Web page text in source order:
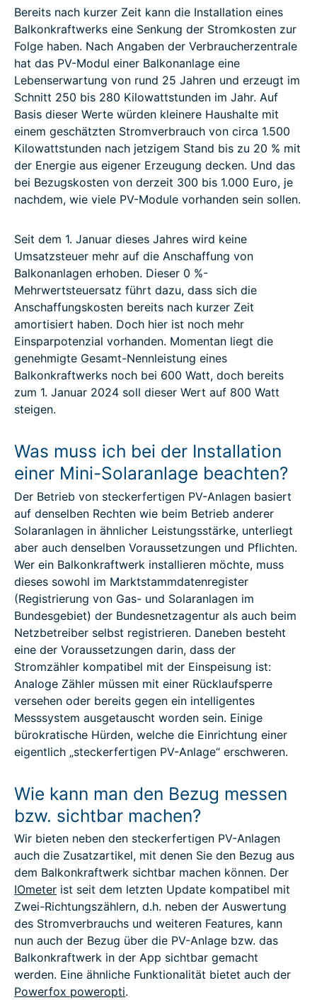
Bereits nach kurzer Zeit kann die Installation eines
Balkonkraftwerks eine Senkung der Stromkosten zur
Folge haben. Nach Angaben der Verbraucherzentrale
hat das PV-Modul einer Balkonanlage eine
Lebenserwartung von rund 25 Jahren und erzeugt im
Schnitt 250 bis 280 Kilowattstunden im Jahr. Auf
Basis dieser Werte würden kleinere Haushalte mit
einem geschätzten Stromverbrauch von circa 1.500
Kilowattstunden nach jetzigem Stand bis zu 20 % mit
der Energie aus eigener Erzeugung decken. Und das
bei Bezugskosten von derzeit 300 bis 1.000 Euro, je
nachdem, wie viele PV-Module vorhanden sein sollen.
Seit dem 1. Januar dieses Jahres wird keine
Umsatzsteuer mehr auf die Anschaffung von
Balkonanlagen erhoben. Dieser 0 %-
Mehrwertsteuersatz führt dazu, dass sich die
Anschaffungskosten bereits nach kurzer Zeit
amortisiert haben. Doch hier ist noch mehr
Einsparpotenzial vorhanden. Momentan liegt die
genehmigte Gesamt-Nennleistung eines
Balkonkraftwerks noch bei 600 Watt, doch bereits
zum 1. Januar 2024 soll dieser Wert auf 800 Watt
steigen.
Was muss ich bei der Installation
einer Mini-Solaranlage beachten?
Der Betrieb von steckerfertigen PV-Anlagen basiert
auf denselben Rechten wie beim Betrieb anderer
Solaranlagen in ähnlicher Leistungsstärke, unterliegt
aber auch denselben Voraussetzungen und Pflichten.
Wer ein Balkonkraftwerk installieren möchte, muss
dieses sowohl im Marktstammdatenregister
(Registrierung von Gas- und Solaranlagen im
Bundesgebiet) der Bundesnetzagentur als auch beim
Netzbetreiber selbst registrieren. Daneben besteht
eine der Voraussetzungen darin, dass der
Stromzähler kompatibel mit der Einspeisung ist:
Analoge Zähler müssen mit einer Rücklaufsperre
versehen oder bereits gegen ein intelligentes
Messsystem ausgetauscht worden sein. Einige
bürokratische Hürden, welche die Einrichtung einer
eigentlich „steckerfertigen PV-Anlage“ erschweren.
Wie kann man den Bezug messen
bzw. sichtbar machen?
Wir bieten neben den steckerfertigen PV-Anlagen
auch die Zusatzartikel, mit denen Sie den Bezug aus
dem Balkonkraftwerk sichtbar machen können. Der
IOmeter ist seit dem letzten Update kompatibel mit
Zwei-Richtungszählern, d.h. neben der Auswertung
des Stromverbrauchs und weiteren Features, kann
nun auch der Bezug über die PV-Anlage bzw. das
Balkonkraftwerk in der App sichtbar gemacht
werden. Eine ähnliche Funktionalität bietet auch der
Powerfox poweropti.